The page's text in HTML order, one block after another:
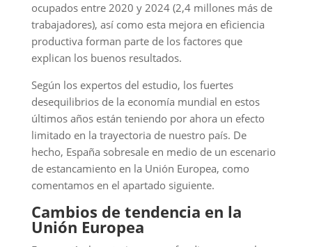
ocupados entre 2020 y 2024 (2,4 millones más de
trabajadores), así como esta mejora en eficiencia
productiva forman parte de los factores que
explican los buenos resultados.
Según los expertos del estudio, los fuertes
desequilibrios de la economía mundial en estos
últimos años están teniendo por ahora un efecto
limitado en la trayectoria de nuestro país. De
hecho, España sobresale en medio de un escenario
de estancamiento en la Unión Europea, como
comentamos en el apartado siguiente.
Cambios de tendencia en la
Unión Europea